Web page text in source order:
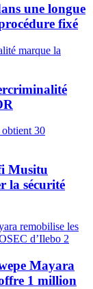
une longue
fixé
Musitu
la sécurité
Mayara
1 million